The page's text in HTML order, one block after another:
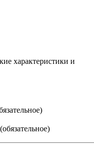
характеристики и